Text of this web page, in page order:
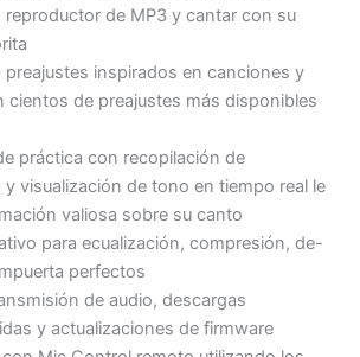
reproductor de MP3 y cantar con su
preajustes inspirados en canciones y
cientos de preajustes más disponibles
práctica con recopilación de
visualización de tono en tiempo real le
valiosa sobre su canto
para ecualización, compresión, de-
perfectos
de audio, descargas
y actualizaciones de firmware